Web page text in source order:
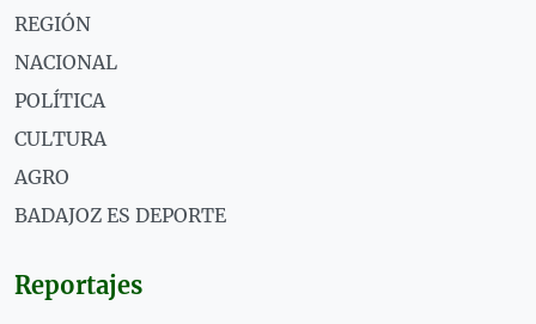
REGIÓN
NACIONAL
POLÍTICA
CULTURA
AGRO
BADAJOZ ES DEPORTE
Reportajes